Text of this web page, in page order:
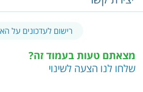
רישום לעדכונים על
מצאתם טעות בעמוד זה?
שלחו לנו הצעה לשינוי